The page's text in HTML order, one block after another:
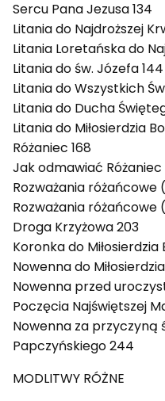
Sercu Pana Jezusa 134
Litania do Najdroższej
Litania Loretańska do
Litania do św. Józefa 144
Litania do Wszystkich
Litania do Ducha
Litania do Miłosierdzia
Różaniec 168
Jak odmawiać Różaniec
Rozważania różańcowe
Rozważania różańcowe
Droga Krzyżowa 203
Koronka do Miłosierdzia
Nowenna do
Nowenna przed
Poczęcia Najświętszej
Nowenna za przyczyną
Papczyńskiego 244
MODLITWY RÓŻNE